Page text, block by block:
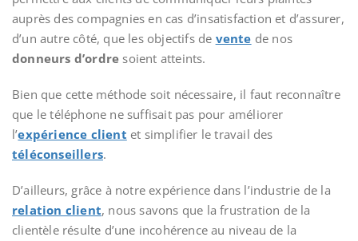
auprès des compagnies en cas d’insatisfaction et d’assurer,
d’un autre côté, que les objectifs de vente de nos
donneurs d’ordre soient atteints.
Bien que cette méthode soit nécessaire, il faut reconnaître
que le téléphone ne suffisait pas pour améliorer
l’expérience client et simplifier le travail des
téléconseillers.
D’ailleurs, grâce à notre expérience dans l’industrie de la
relation client, nous savons que la frustration de la
clientèle résulte d’une incohérence au niveau de la